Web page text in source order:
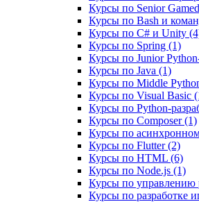
Курсы по Senior
Курсы по Bash и
Курсы по C# и Unity
Курсы по Spring (1)
Курсы по Junior
Курсы по Java (1)
Курсы по Middle
Курсы по Visual Basic
Курсы по Python-
Курсы по Composer (1)
Курсы по
Курсы по Flutter (2)
Курсы по HTML (6)
Курсы по Node.js (1)
Курсы по управлению
Курсы по разработке